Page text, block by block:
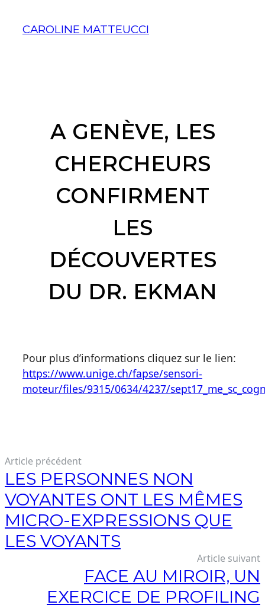
CAROLINE MATTEUCCI
A GENÈVE, LES
CHERCHEURS
CONFIRMENT
LES
DÉCOUVERTES
DU DR. EKMAN
Pour plus d’informations cliquez sur le lien:
https://www.unige.ch/fapse/sensori-
moteur/files/9315/0634/4237/
Article précédent
LES PERSONNES NON
VOYANTES ONT LES MÊMES
MICRO-EXPRESSIONS QUE
LES VOYANTS
Article suivant
FACE AU MIROIR, UN
EXERCICE DE PROFILING